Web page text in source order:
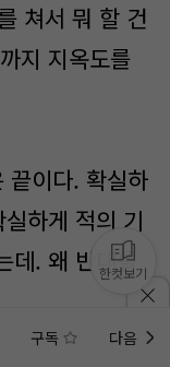
쳐서 뭐 할 건
지 지옥도를
끝이다. 확실하
하게 적의 기
데. 왜 반대를
옥도’를 굳이
구독 다음
한컷보기
미노벨 앱설치하기